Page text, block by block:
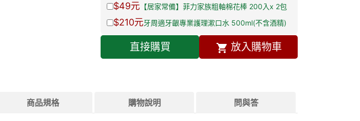
$49元 【居家常備】菲力家族粗軸棉花棒 200入x 2包
$210元牙周適牙齦專業護理漱口水 500ml(不含酒精)
直接購買 放入購物車
商品規格 購物說明 問與答